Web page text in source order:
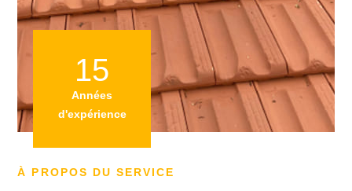
À PROPOS DU SERVICE
15
Années
d'expérience